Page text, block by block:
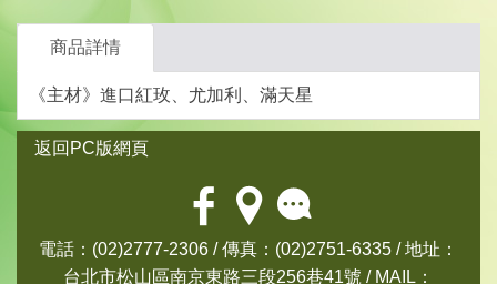
商品詳情
《主材》進口紅玫、尤加利、滿天星
返回PC版網頁
電話：(02)2777-2306 / 傳真：(02)2751-6335 / 地址：
台北市松山區南京東路三段256巷41號 / MAIL：